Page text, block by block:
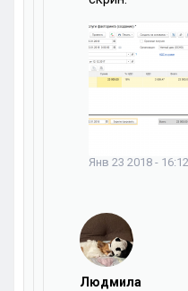
Янв 23 2018 - 16:12
Людмила